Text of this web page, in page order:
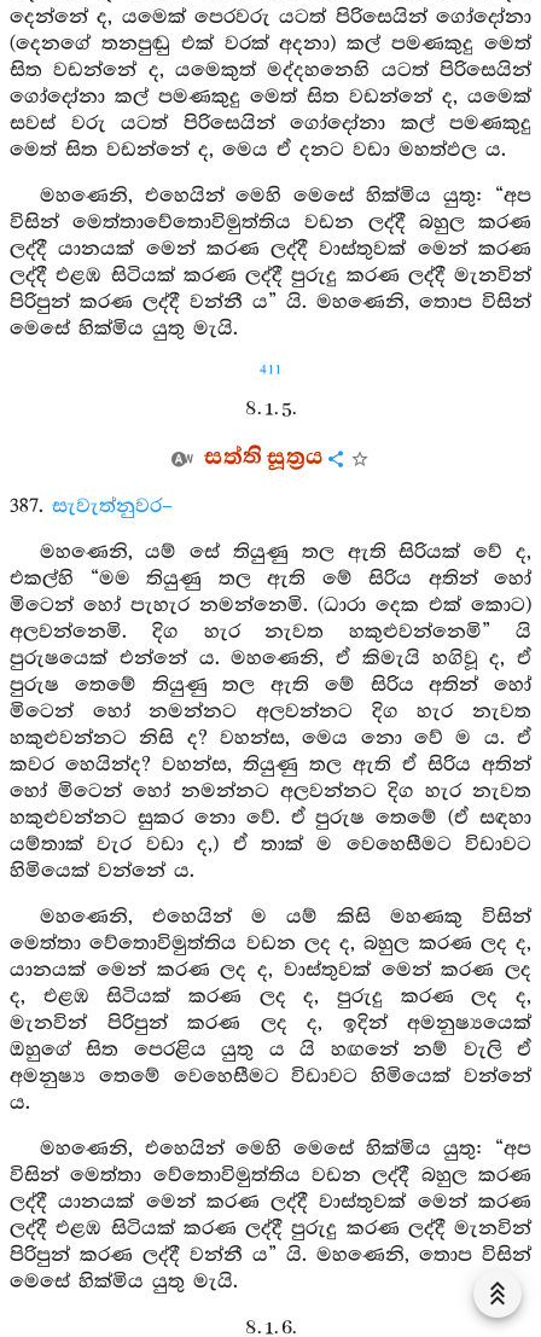
දෙන්නේ ද, යමෙක් පෙරවරු යටත් පිරිසෙයින් ගෝදෝනා
(දෙනගේ තනපුඬු එක් වරක් අදනා) කල් පමණකුදු මෙත්
සිත වඩන්නේ ද, යමෙකුත් මද්දහනෙහි යටත් පිරිසෙයින්
ගෝදෝනා කල් පමණකුදු මෙත් සිත වඩන්නේ ද, යමෙක්
සවස් වරු යටත් පිරිසෙයින් ගෝදෝනා කල් පමණකුදු
මෙත් සිත වඩන්නේ ද, මෙය ඒ දනට වඩා මහත්ඵල ය.
මහණෙනි, එහෙයින් මෙහි මෙසේ හික්මිය යුතු: “අප
විසින් මෙත්තාවේතොවිමුත්තිය වඩන ලද්දී බහුල කරණ
ලද්දී යානයක් මෙන් කරණ ලද්දී වාස්තුවක් මෙන් කරණ
ලද්දී එළඹ සිටියක් කරණ ලද්දී පුරුදු කරණ ලද්දී මැනවින්
පිරිපුන් කරණ ලද්දී වන්නී ය” යි. මහණෙනි, තොප විසින්
මෙසේ හික්මිය යුතු මැයි.
411
8. 1. 5.
සත්ති සූත්‍රය
387. සැවැත්නුවර–
මහණෙනි, යම් සේ තියුණු තල ඇති සිරියක් වේ ද,
එකල්හි “මම තියුණු තල ඇති මේ සිරිය අතින් හෝ
මිටෙන් හෝ පැහැර නමන්නෙමි. (ධාරා දෙක එක් කොට)
අලවන්නෙමි. දිග හැර නැවත හකුළුවන්නෙමි” යි
පුරුෂයෙක් එන්නේ ය. මහණෙනි, ඒ කිමැයි හගිවූ ද, ඒ
පුරුෂ තෙමේ තියුණු තල ඇති මේ සිරිය අතින් හෝ
මිටෙන් හෝ නමන්නට අලවන්නට දිග හැර නැවත
හකුළුවන්නට නිසි ද? වහන්ස, මෙය නො වේ ම ය. ඒ
කවර හෙයින්ද? වහන්ස, තියුණු තල ඇති ඒ සිරිය අතින්
හෝ මිටෙන් හෝ නමන්නට අලවන්නට දිග හැර නැවත
හකුළුවන්නට සුකර නො වේ. ඒ පුරුෂ තෙමේ (ඒ සඳහා
යම්තාක් වැර වඩා ද,) ඒ තාක් ම වෙහෙසීමට විඩාවට
හිමියෙක් වන්නේ ය.
මහණෙනි, එහෙයින් ම යම් කිසි මහණකු විසින්
මෙත්තා වේතොවිමුත්තිය වඩන ලද ද, බහුල කරණ ලද ද,
යානයක් මෙන් කරණ ලද ද, වාස්තුවක් මෙන් කරණ ලද
ද, එළඹ සිටියක් කරණ ලද ද, පුරුදු කරණ ලද ද,
මැනවින් පිරිපුන් කරණ ලද ද, ඉදින් අමනුෂ්‍යයෙක්
ඔහුගේ සිත පෙරළිය යුතු ය යි හඟනේ නම් වැලි ඒ
අමනුෂ්‍ය තෙමේ වෙහෙසීමට විඩාවට හිමියෙක් වන්නේ
ය.
මහණෙනි, එහෙයින් මෙහි මෙසේ හික්මිය යුතු: “අප
විසින් මෙත්තා වේතොවිමුත්තිය වඩන ලද්දී බහුල කරණ
ලද්දී යානයක් මෙන් කරණ ලද්දී වාස්තුවක් මෙන් කරණ
ලද්දී එළඹ සිටියක් කරණ ලද්දී පුරුදු කරණ ලද්දී මැනවින්
පිරිපුන් කරණ ලද්දී වන්නී ය” යි. මහණෙනි, තොප විසින්
මෙසේ හික්මිය යුතු මැයි.
8. 1. 6.